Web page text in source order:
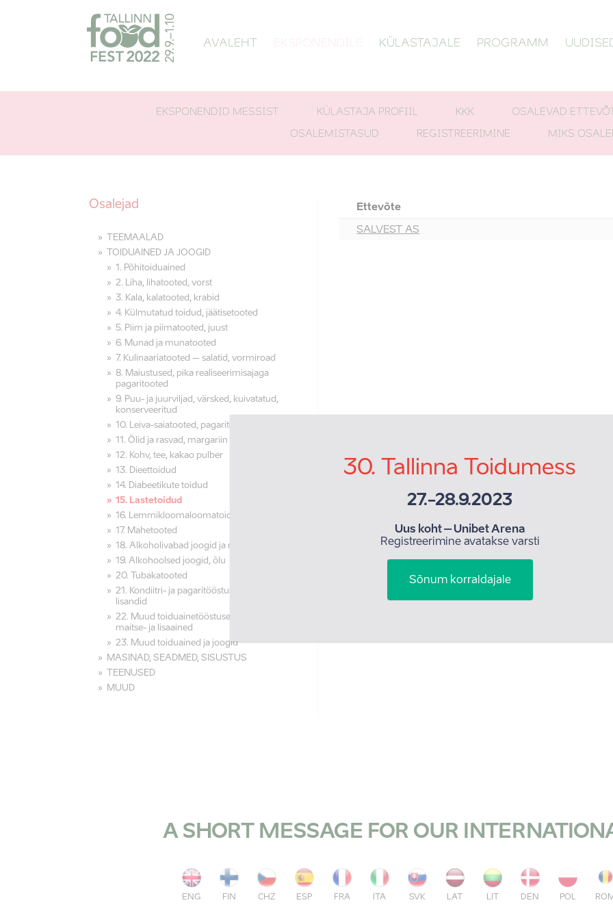
AVALEHT KÜLASTAJALE PROGRAMM
EKSPONENDID MESSIST KÜLASTAJA PROFIIL KKK OSALEVAD
OSALEMISTASUD
REGISTREERIMINE MIKS
Osalejad
TEEMAALAD
TOIDUAINED JA JOOGID
1. Põhitoiduained
2. Liha, lihatooted, vorst
3. Kala, kalatooted, krabid
4. Külmutatud toidud, jäätisetooted
5. Piim ja piimatooted, juust
6. Munad ja munatooted
7. Kulinaariatooted – salatid, vormiroad
8. Maiustused, pika realiseerimisajaga
pagaritooted
9. Puu- ja juurviljad, värsked, kuivatatud,
konserveeritud
10. Leiva-saiatooted, pagaritooted
11. Õlid ja rasvad, margariin
12. Kohv, tee, kakao pulber
13. Dieettoidud
14. Diabeetikute toidud
15. Lastetoidud
16. Lemmikloomaloomatoidud
17. Mahetooted
18. Alkoholivabad joogid ja mahlad
19. Alkohoolsed joogid, õlu
20. Tubakatooted
21. Kondiitri- ja pagaritööstuse toorained,
lisandid
22. Muud toiduainetööstuse toorained,
maitse- ja lisaained
23. Muud toiduained ja joogid
MASINAD, SEADMED, SISUSTUS
TEENUSED
MUUD
Ettevõte
SALVEST AS
A SHORT MESSAGE FOR OUR
ENG FIN CHZ ESP FRA ITA SVK LAT LIT DEN POL
30. Tallinna Toidumess
27.-28.9.2023
Uus koht – Unibet Arena
Registreerimine avatakse varsti
Sõnum korraldajale